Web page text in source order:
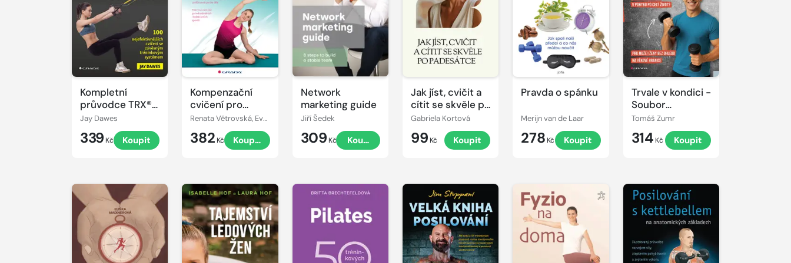
Kompletní
průvodce TRX®
tréninkem - 100
nejefektivnějších
cvičení se
závěsným
Jay Dawes
339 Kč Koupit
Kompenzační
cvičení pro
sportovce
Renata Větrovská, Eva Nechlebová
382 Kč Koupit
Network
marketing guide
Jiří Šedek
309 Kč Koupit
Jak jíst, cvičit a
cítit se skvěle po
padesátce
Gabriela Kortová
99 Kč Koupit
Pravda o spánku
Merijn van de Laar
278 Kč Koupit
Trvale v kondici -
Soubor
posilovacích a
koordinačních
cvičení pro
střední a vyšší
Tomáš Zumr
314 Kč Koupit